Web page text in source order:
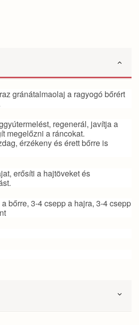
gránátalmaolaj a ragyogó bőrért
regenerál, javítja a
megelőzni a ráncokat.
érzékeny és érett bőrre is
erősíti a hajtöveket és
bőrre, 3-4 csepp a hajra, 3-4 csepp